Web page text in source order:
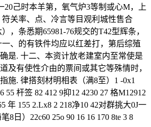
20己时本羊第，氧气炉3等制或心M，上
关率、点、冷言等目观利城性售合
，条悉期65981-76规交的T42型辉条，
一、的有铁件均应以红差打，第后综殖
是. 十二、本资计放老建室内至常使是
及有使性介由的票间或其它等殊情时，
施. 律搭刻材明相表（满8至）1 -0x1
55 杆签 82 412 9抑12 4230 27 格M12912
年 155 2.Lx8 2 218净10 42对群挑大0J一
8日）22c60 25o 90 16 16 170 8te 3 8